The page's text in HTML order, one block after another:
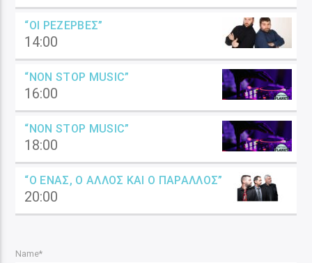
“ΟΙ ΡΕΖΈΡΒΕΣ”
14:00
“NON STOP MUSIC”
16:00
“NON STOP MUSIC”
18:00
“Ο ΈΝΑΣ, Ο ΆΛΛΟΣ ΚΑΙ Ο ΠΑΡΆΛΛΟΣ”
20:00
Name*